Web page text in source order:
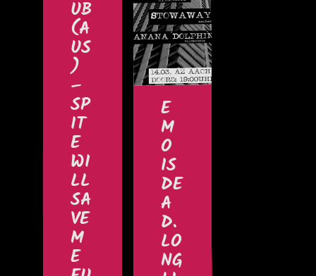
UB
(A
US
)
–
SP
IT
E
WI
LL
SA
VE
M
E
E
M
O
IS
DE
A
D.
LO
NG